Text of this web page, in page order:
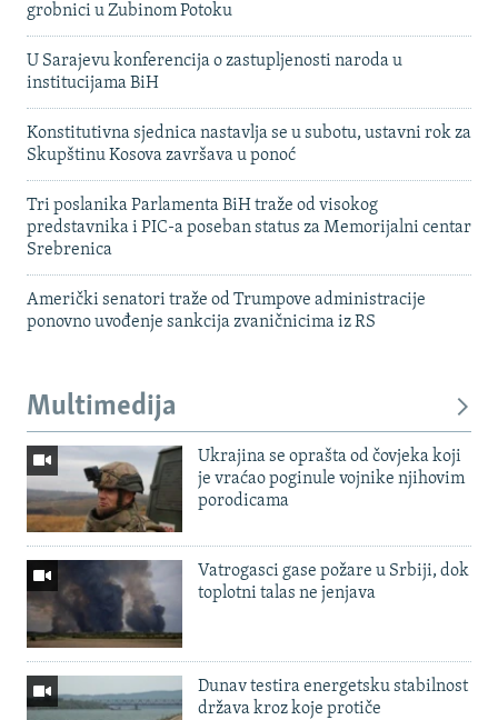
grobnici u Zubinom Potoku
U Sarajevu konferencija o zastupljenosti naroda u
institucijama BiH
Konstitutivna sjednica nastavlja se u subotu, ustavni rok za
Skupštinu Kosova završava u ponoć
Tri poslanika Parlamenta BiH traže od visokog
predstavnika i PIC-a poseban status za Memorijalni centar
Srebrenica
Američki senatori traže od Trumpove administracije
ponovno uvođenje sankcija zvaničnicima iz RS
Multimedija
Ukrajina se oprašta od čovjeka koji
je vraćao poginule vojnike njihovim
porodicama
Vatrogasci gase požare u Srbiji, dok
toplotni talas ne jenjava
Dunav testira energetsku stabilnost
država kroz koje protiče